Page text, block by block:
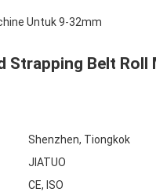
Untuk 9-32mm
Strapping Belt Roll
Shenzhen, Tiongkok
JIATUO
CE, ISO